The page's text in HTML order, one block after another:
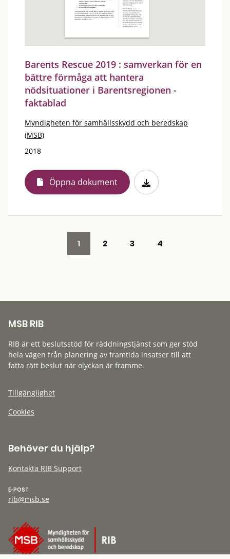
Barents Rescue 2019 : samverkan för en
bättre förmåga att hantera
nödsituationer i Barentsregionen -
faktablad
Myndigheten för samhällsskydd och beredskap
(MSB)
2018
Öppna dokument
1 2 3 4
MSB RIB
RIB är ett beslutsstöd för räddningstjänst som ger stöd
hela vägen från planering av framtida insatser till att
fatta rätt beslut när olyckan är framme.
Tillgänglighet
Cookies
Behöver du hjälp?
Kontakta RIB Support
E-POST
rib@msb.se